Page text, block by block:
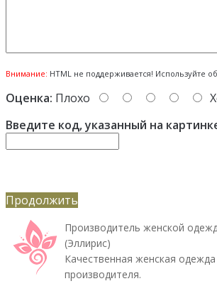
Внимание: HTML не поддерживается! Используйте
Оценка: Плохо
Введите код, указанный на
Продолжить
Производитель женской
(Эллирис)
Качественная женская
производителя.